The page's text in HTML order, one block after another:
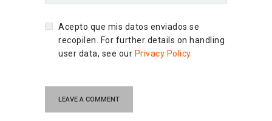
Acepto que mis datos enviados se
recopilen. For further details on handling
user data, see our Privacy Policy